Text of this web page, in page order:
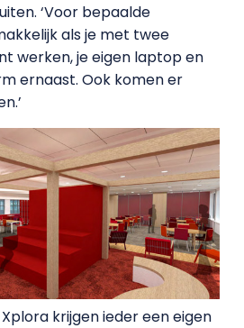
‘Voor bepaalde
als je met twee
werken, je eigen laptop en
ernaast. Ook komen er
krijgen ieder een eigen